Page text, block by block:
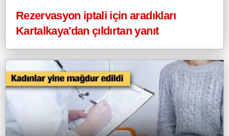
Rezervasyon iptali için aradıkları
Kartalkaya'dan çıldırtan yanıt